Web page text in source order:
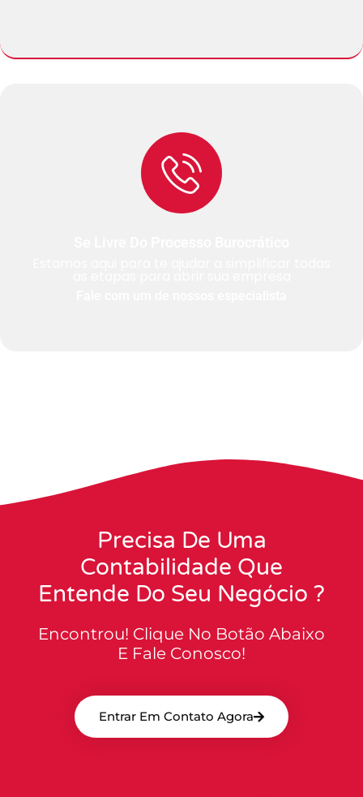
Precisa De Uma
Contabilidade Que
Entende Do Seu Negócio ?
Encontrou! Clique No Botão Abaixo
E Fale Conosco!
Entrar Em Contato Agora